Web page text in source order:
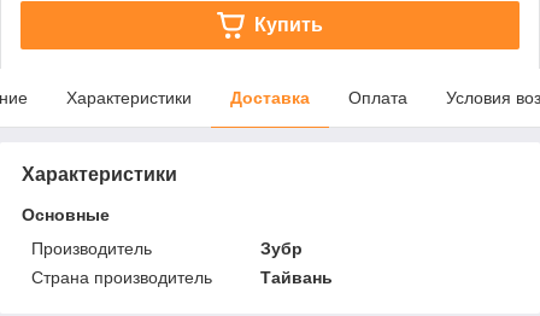
Купить
Характеристики Доставка Оплата Условия
Характеристики
Основные
Производитель
Зубр
Страна производитель
Тайвань